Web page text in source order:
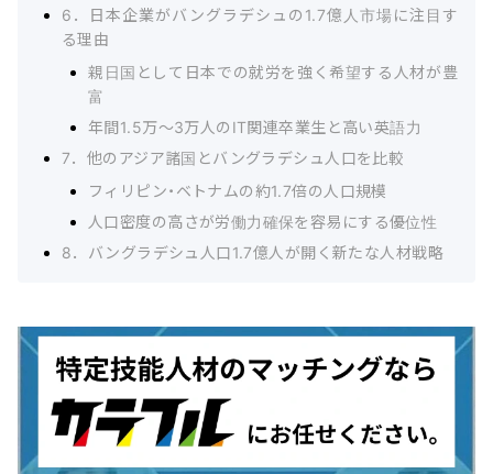
6．日本企業がバングラデシュの1.7億人市場に注目す
る理由
親日国として日本での就労を強く希望する人材が豊
富
年間1.5万〜3万人のIT関連卒業生と高い英語力
7．他のアジア諸国とバングラデシュ人口を比較
フィリピン・ベトナムの約1.7倍の人口規模
人口密度の高さが労働力確保を容易にする優位性
8．バングラデシュ人口1.7億人が開く新たな人材戦略